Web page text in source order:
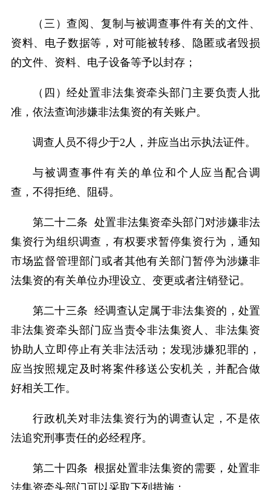
（三）查阅、复制与被调查事件有关的文件、
资料、电子数据等，对可能被转移、隐匿或者毁损
的文件、资料、电子设备等予以封存；
（四）经处置非法集资牵头部门主要负责人批
准，依法查询涉嫌非法集资的有关账户。
调查人员不得少于2人，并应当出示执法证件。
与被调查事件有关的单位和个人应当配合调
查，不得拒绝、阻碍。
第二十二条 处置非法集资牵头部门对涉嫌非法
集资行为组织调查，有权要求暂停集资行为，通知
市场监督管理部门或者其他有关部门暂停为涉嫌非
法集资的有关单位办理设立、变更或者注销登记。
第二十三条 经调查认定属于非法集资的，处置
非法集资牵头部门应当责令非法集资人、非法集资
协助人立即停止有关非法活动；发现涉嫌犯罪的，
应当按照规定及时将案件移送公安机关，并配合做
好相关工作。
行政机关对非法集资行为的调查认定，不是依
法追究刑事责任的必经程序。
第二十四条 根据处置非法集资的需要，处置非
法集资牵头部门可以采取下列措施：